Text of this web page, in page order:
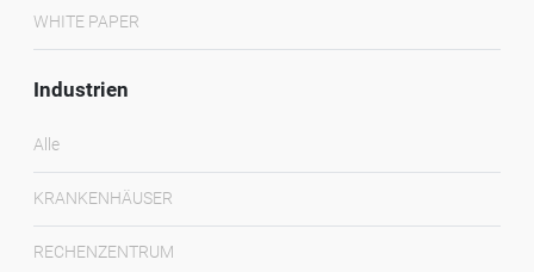
WHITE PAPER
Industrien
Alle
KRANKENHÄUSER
RECHENZENTRUM